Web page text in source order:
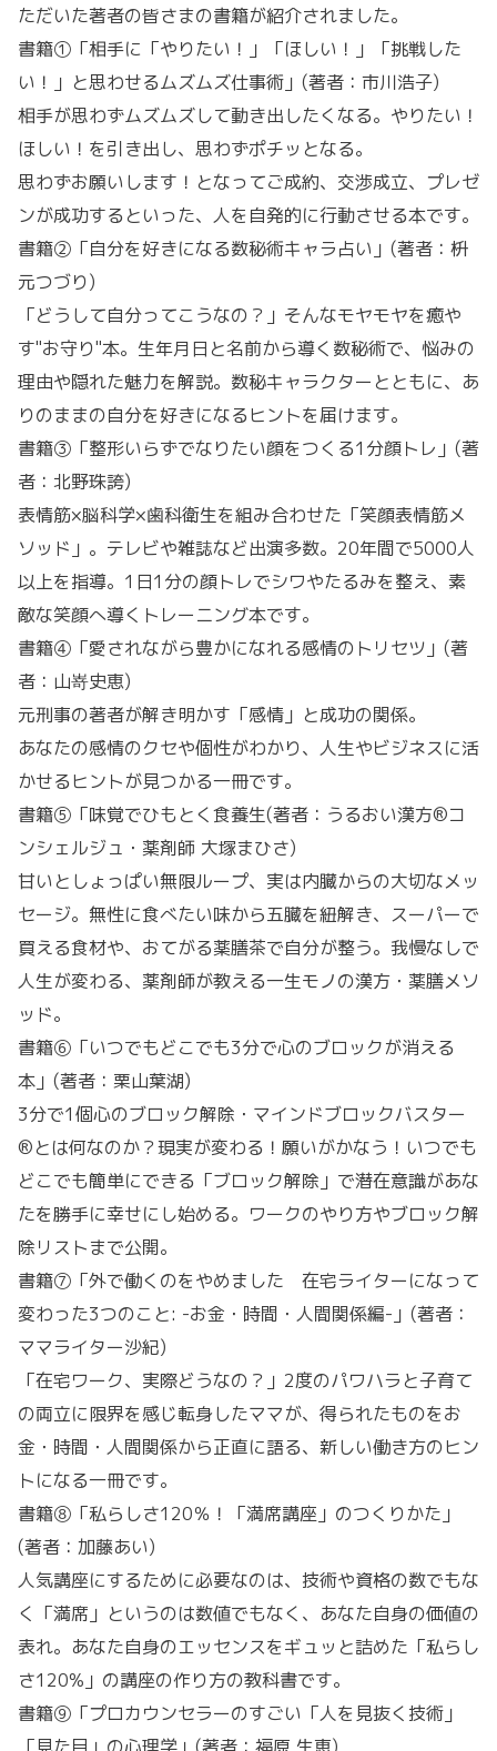
ただいた著者の皆さまの書籍が紹介されました。
書籍①「相手に「やりたい！」「ほしい！」「挑戦した
い！」と思わせるムズムズ仕事術」(著者：市川浩子)
相手が思わずムズムズして動き出したくなる。やりたい！
ほしい！を引き出し、思わずポチッとなる。
思わずお願いします！となってご成約、交渉成立、プレゼ
ンが成功するといった、人を自発的に行動させる本です。
書籍②「自分を好きになる数秘術キャラ占い」(著者：枡
元つづり)
「どうして自分ってこうなの？」そんなモヤモヤを癒や
す"お守り"本。生年月日と名前から導く数秘術で、悩みの
理由や隠れた魅力を解説。数秘キャラクターとともに、あ
りのままの自分を好きになるヒントを届けます。
書籍③「整形いらずでなりたい顔をつくる1分顔トレ」(著
者：北野珠誇)
表情筋×脳科学×歯科衛生を組み合わせた「笑顔表情筋メ
ソッド」。テレビや雑誌など出演多数。20年間で5000人
以上を指導。1日1分の顔トレでシワやたるみを整え、素
敵な笑顔へ導くトレーニング本です。
書籍④「愛されながら豊かになれる感情のトリセツ」(著
者：山嵜史恵)
元刑事の著者が解き明かす「感情」と成功の関係。
あなたの感情のクセや個性がわかり、人生やビジネスに活
かせるヒントが見つかる一冊です。
書籍⑤「味覚でひもとく食養生(著者：うるおい漢方®︎コ
ンシェルジュ・薬剤師 大塚まひさ)
甘いとしょっぱい無限ループ、実は内臓からの大切なメッ
セージ。無性に食べたい味から五臓を紐解き、スーパーで
買える食材や、おてがる薬膳茶で自分が整う。我慢なしで
人生が変わる、薬剤師が教える一生モノの漢方・薬膳メソ
ッド。
書籍⑥「いつでもどこでも3分で心のブロックが消える
本」(著者：栗山葉湖)
3分で1個心のブロック解除・マインドブロックバスター
®︎とは何なのか？現実が変わる！願いがかなう！いつでも
どこでも簡単にできる「ブロック解除」で潜在意識があな
たを勝手に幸せにし始める。ワークのやり方やブロック解
除リストまで公開。
書籍⑦「外で働くのをやめました 在宅ライターになって
変わった3つのこと: -お金・時間・人間関係編-」(著者：
ママライター沙紀)
「在宅ワーク、実際どうなの？」2度のパワハラと子育て
の両立に限界を感じ転身したママが、得られたものをお
金・時間・人間関係から正直に語る、新しい働き方のヒン
トになる一冊です。
書籍⑧「私らしさ120％！「満席講座」のつくりかた」
(著者：加藤あい)
人気講座にするために必要なのは、技術や資格の数でもな
く「満席」というのは数値でもなく、あなた自身の価値の
表れ。あなた自身のエッセンスをギュッと詰めた「私らし
さ120%」の講座の作り方の教科書です。
書籍⑨「プロカウンセラーのすごい「人を見抜く技術」